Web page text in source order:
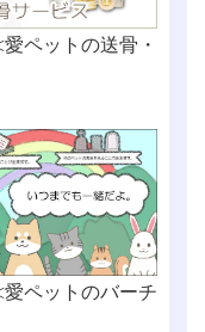
ペットの送骨・
ペットのバーチ